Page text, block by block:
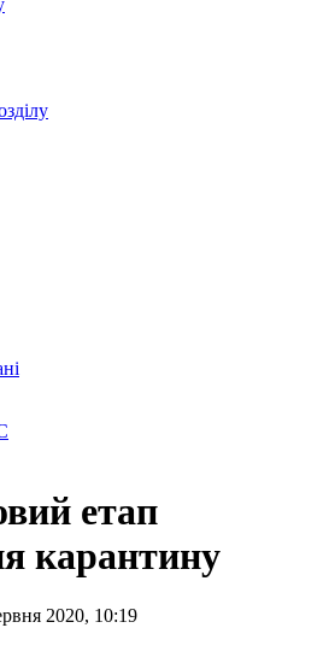
етап
карантину
2020, 10:19